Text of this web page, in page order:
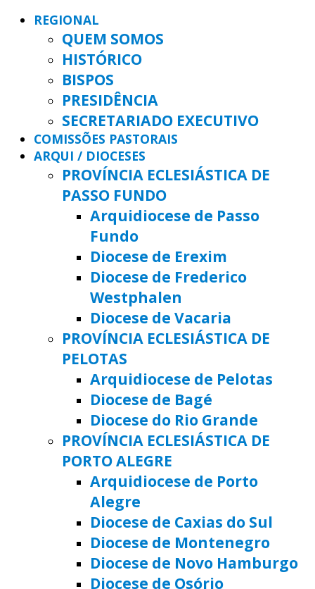
REGIONAL
QUEM SOMOS
HISTÓRICO
BISPOS
PRESIDÊNCIA
SECRETARIADO EXECUTIVO
COMISSÕES PASTORAIS
ARQUI / DIOCESES
PROVÍNCIA ECLESIÁSTICA DE
PASSO FUNDO
Arquidiocese de Passo
Fundo
Diocese de Erexim
Diocese de Frederico
Westphalen
Diocese de Vacaria
PROVÍNCIA ECLESIÁSTICA DE
PELOTAS
Arquidiocese de Pelotas
Diocese de Bagé
Diocese do Rio Grande
PROVÍNCIA ECLESIÁSTICA DE
PORTO ALEGRE
Arquidiocese de Porto
Alegre
Diocese de Caxias do Sul
Diocese de Montenegro
Diocese de Novo Hamburgo
Diocese de Osório